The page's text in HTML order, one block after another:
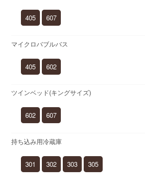
405 607
マイクロバブルバス
405 602
ツインベッド(キングサイズ)
602 607
持ち込み用冷蔵庫
301 302 303 305